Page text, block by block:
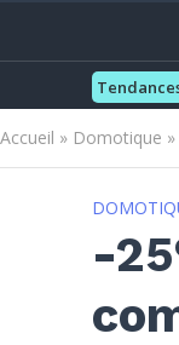
Accueil » Domotique »
-